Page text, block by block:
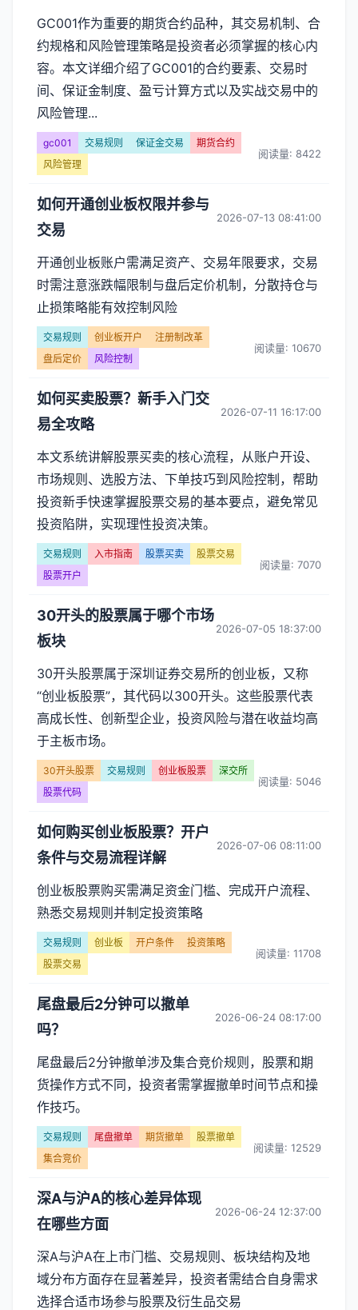
GC001作为重要的期货合约品种，其交易机制、合
约规格和风险管理策略是投资者必须掌握的核心内
容。本文详细介绍了GC001的合约要素、交易时
间、保证金制度、盈亏计算方式以及实战交易中的
风险管理...
gc001 交易规则 保证金交易
期货合约
风险管理
阅读量: 8422
如何开通创业板权限并参与
交易
2026-07-13 08:41:00
开通创业板账户需满足资产、交易年限要求，交易
时需注意涨跌幅限制与盘后定价机制，分散持仓与
止损策略能有效控制风险
交易规则 创业板开户
注册制改革
盘后定价
风险控制
阅读量: 10670
如何买卖股票？新手入门交
易全攻略
2026-07-11 16:17:00
本文系统讲解股票买卖的核心流程，从账户开设、
市场规则、选股方法、下单技巧到风险控制，帮助
投资新手快速掌握股票交易的基本要点，避免常见
投资陷阱，实现理性投资决策。
交易规则 入市指南 股票买卖
股票交易
股票开户
阅读量: 7070
30开头的股票属于哪个市场
板块
2026-07-05 18:37:00
30开头股票属于深圳证券交易所的创业板，又称
“创业板股票”，其代码以300开头。这些股票代表
高成长性、创新型企业，投资风险与潜在收益均高
于主板市场。
30开头股票 交易规则 创业板股票
深交所
股票代码
阅读量: 5046
如何购买创业板股票？开户
条件与交易流程详解
2026-07-06 08:11:00
创业板股票购买需满足资金门槛、完成开户流程、
熟悉交易规则并制定投资策略
交易规则 创业板 开户条件
投资策略
股票交易
阅读量: 11708
尾盘最后2分钟可以撤单
吗？
2026-06-24 08:17:00
尾盘最后2分钟撤单涉及集合竞价规则，股票和期
货操作方式不同，投资者需掌握撤单时间节点和操
作技巧。
交易规则 尾盘撤单 期货撤单
股票撤单
集合竞价
阅读量: 12529
深A与沪A的核心差异体现
在哪些方面
2026-06-24 12:37:00
深A与沪A在上市门槛、交易规则、板块结构及地
域分布方面存在显著差异，投资者需结合自身需求
选择合适市场参与股票及衍生品交易